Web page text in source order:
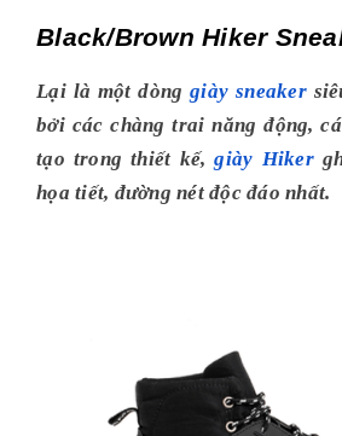
Black/Brown Hiker
Lại là một dònggiày sneaker
bởi các chàng trai năng động,
tạo trong thiết kế,giày Hiker
họa tiết, đường nét độc đáo nhất.